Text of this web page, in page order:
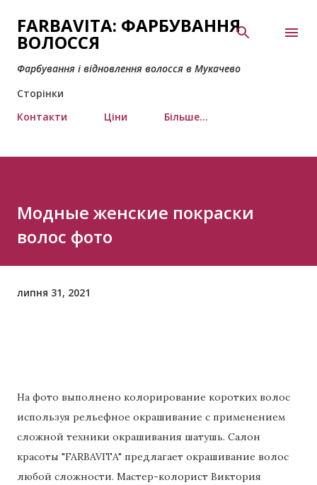
Перейти до основного вмісту
FARBAVITA: ФАРБУВАННЯ
ВОЛОССЯ
Фарбування і відновлення волосся в Мукачево
Сторінки
Контакти
Ціни Більше…
Модные женские покраски
волос фото
липня 31, 2021
На фото выполнено колорирование коротких волос
используя рельефное окрашивание с применением
сложной техники окрашивания шатушь. Салон
красоты "FARBAVITA" предлагает окрашивание волос
любой сложности. Мастер-колорист Виктория